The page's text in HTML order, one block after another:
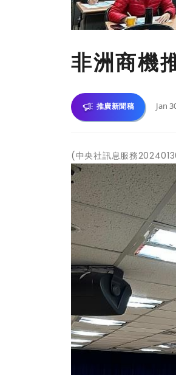
非洲商機
推廣新聞稿 Jan
(中央社訊息服務